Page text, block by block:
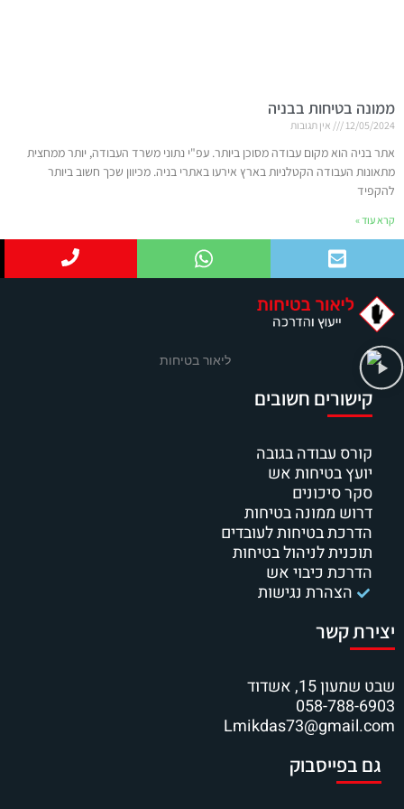
ממונה בטיחות בבניה
12/05/2024 אין תגובות
אתר בניה הוא מקום עבודה מסוכן ביותר. עפ"י נתוני משרד העבודה, יותר ממחצית
מתאונות העבודה הקטלניות בארץ אירעו באתרי בניה. מכיוון שכך חשוב ביותר
להקפיד
קרא עוד »
קישורים חשובים
קורס עבודה בגובה
יועץ בטיחות אש
סקר סיכונים
דרוש ממונה בטיחות
הדרכת בטיחות לעובדים
תוכנית לניהול בטיחות
הדרכת כיבוי אש
הצהרת נגישות
יצירת קשר
שבט שמעון 15, אשדוד
058-788-6903
Lmikdas73@gmail.com
גם בפייסבוק